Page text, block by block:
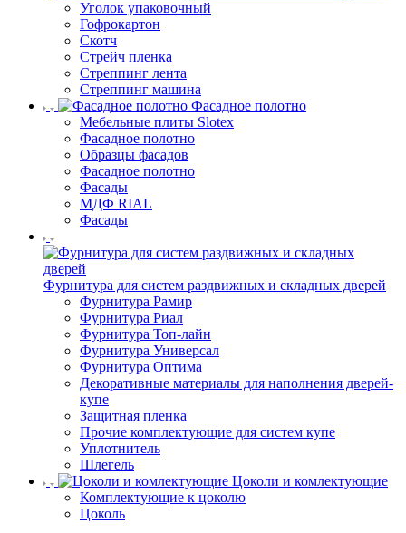
Уголок упаковочный
Гофрокартон
Скотч
Стрейч пленка
Стреппинг лента
Стреппинг машина
Фасадное полотно
Мебельные плиты Slotex
Фасадное полотно
Образцы фасадов
Фасадное полотно
Фасады
МДФ RIAL
Фасады
Фурнитура для систем раздвижных и складных дверей
Фурнитура Рамир
Фурнитура Риал
Фурнитура Топ-лайн
Фурнитура Универсал
Фурнитура Оптима
Декоративные материалы для наполнения дверей-
купе
Защитная пленка
Прочие комплектующие для систем купе
Уплотнитель
Шлегель
Цоколи и комлектующие
Комплектующие к цоколю
Цоколь